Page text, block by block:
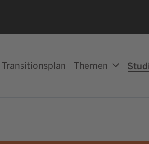
Transitionsplan Themen